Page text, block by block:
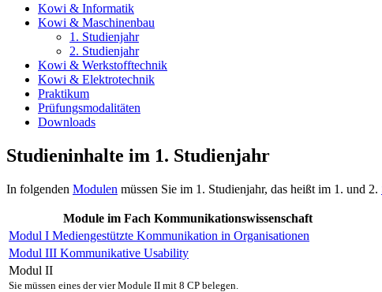
Kowi & Informatik
Kowi & Maschinenbau
1. Studienjahr
2. Studienjahr
Kowi & Werkstofftechnik
Kowi & Elektrotechnik
Praktikum
Prüfungsmodalitäten
Downloads
Studieninhalte im 1. Studienjahr
In folgenden Modulen müssen Sie im 1. Studienjahr, das heißt im 1. und 2.
Module im Fach Kommunikationswissenschaft
Modul I Mediengestützte Kommunikation in Organisationen
Modul III Kommunikative Usability
Modul II
Sie müssen eines der vier Module II mit 8 CP belegen.